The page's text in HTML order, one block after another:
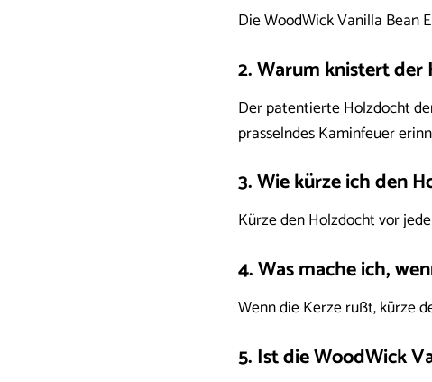
Die WoodWick Vanilla Bean
2. Warum knistert der
Der patentierte Holzdocht
prasselndes Kaminfeuer
3. Wie kürze ich den
Kürze den Holzdocht vor
4. Was mache ich,
Wenn die Kerze rußt, kürze
5. Ist die WoodWick